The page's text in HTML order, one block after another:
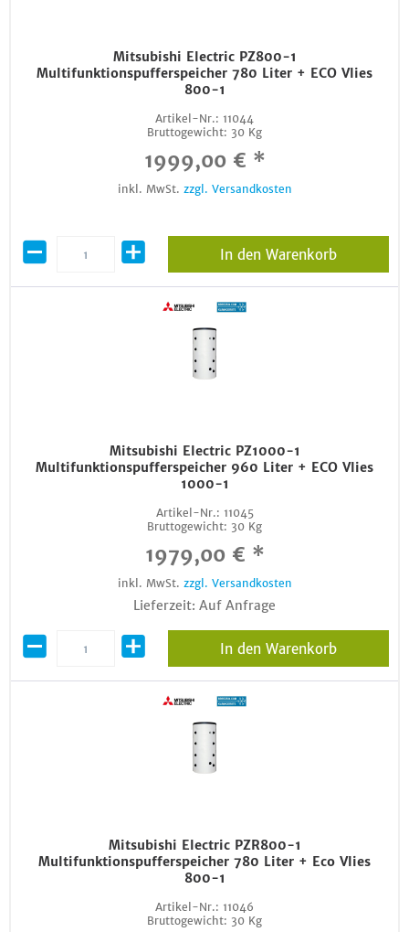
Mitsubishi Electric PZ800-1
Multifunktionspufferspeicher 780 Liter + ECO Vlies
800-1
Artikel-Nr.: 11044
Bruttogewicht: 30 Kg
1999,00 € *
inkl. MwSt. zzgl. Versandkosten
In den Warenkorb
Mitsubishi Electric PZ1000-1
Multifunktionspufferspeicher 960 Liter + ECO Vlies
1000-1
Artikel-Nr.: 11045
Bruttogewicht: 30 Kg
1979,00 € *
inkl. MwSt. zzgl. Versandkosten
Lieferzeit: Auf Anfrage
In den Warenkorb
Mitsubishi Electric PZR800-1
Multifunktionspufferspeicher 780 Liter + Eco Vlies
800-1
Artikel-Nr.: 11046
Bruttogewicht: 30 Kg